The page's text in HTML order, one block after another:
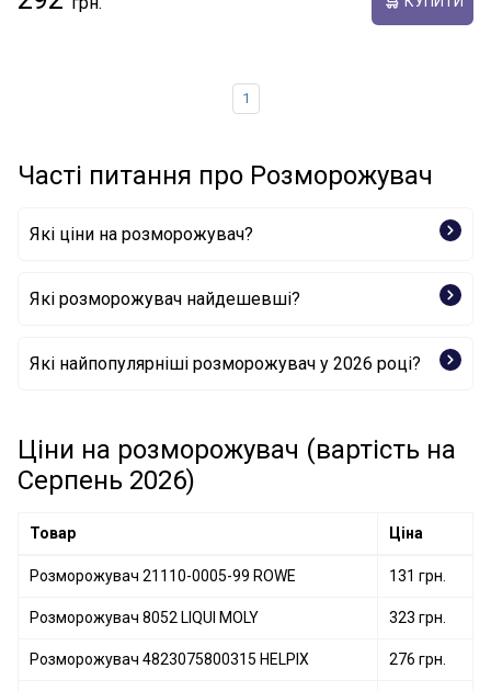
1
Часті питання про Розморожувач
Які ціни на розморожувач?
Які розморожувач найдешевші?
Розморожувач 4823075804856 HELPIX
Які найпопулярніші розморожувач у 2026 році?
Ціни на розморожувач (вартість на
Серпень 2026)
Товар Ціна
Розморожувач 21110-0005-99 ROWE 131 грн.
Розморожувач 8052 LIQUI MOLY 323 грн.
Розморожувач 4823075800315 HELPIX 276 грн.